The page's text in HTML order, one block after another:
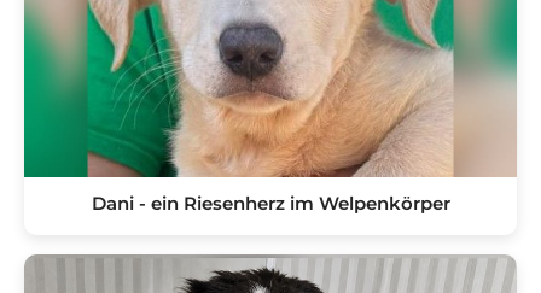
Dani - ein Riesenherz im Welpenkörper